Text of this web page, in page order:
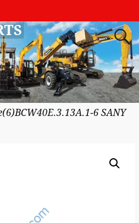
6 SANY